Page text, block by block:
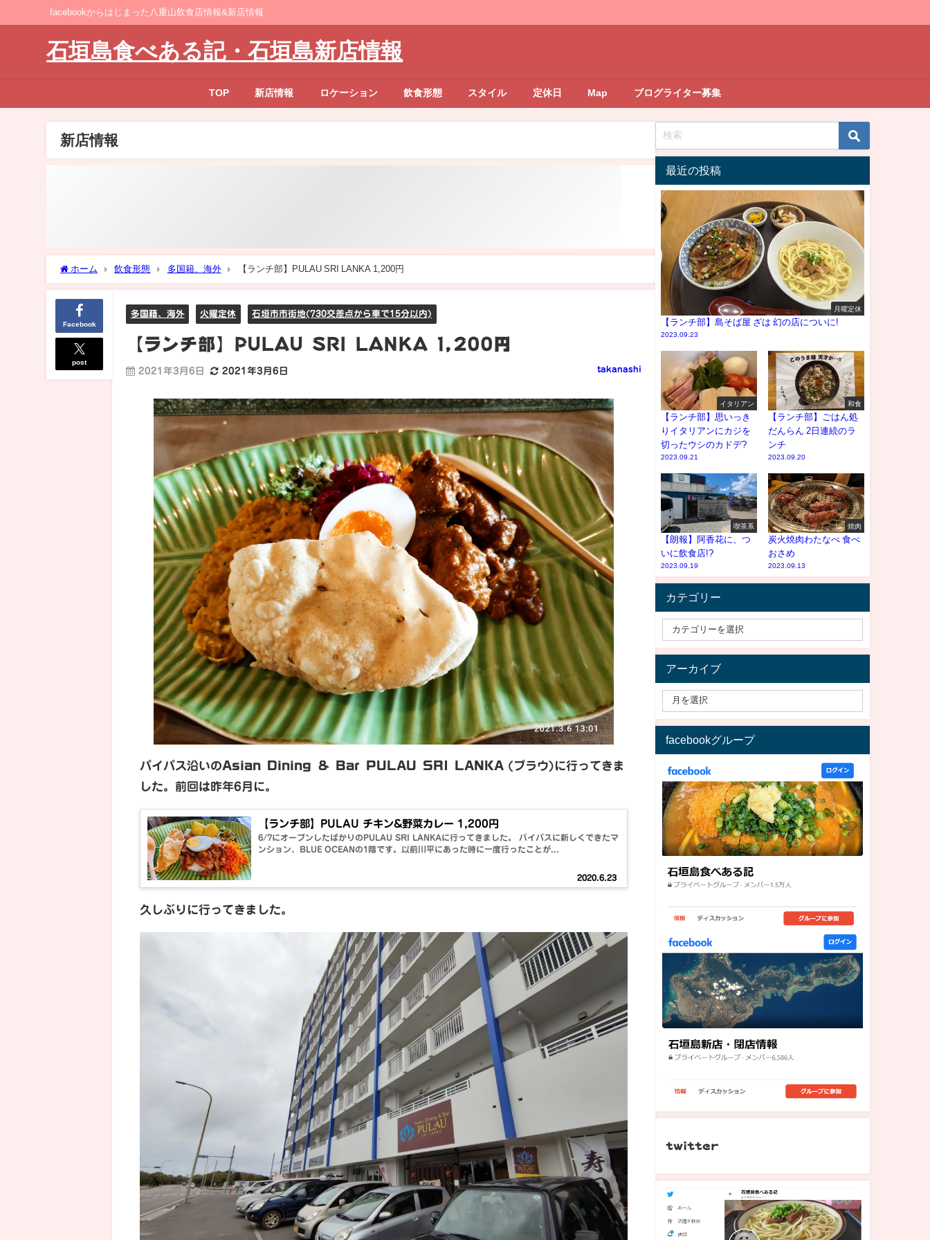
facebookからはじまった八重山飲食店情報&新店情報
石垣島食べある記・石垣島新店情報
TOP 新店情報 ロケーション 飲食形態 スタイル 定休日 Map ブログライター募集
新店情報
ホーム 飲食形態 多国籍、海外 【ランチ部】PULAU SRI LANKA 1,200円
Facebook
post
多国籍、海外 火曜定休 石垣市市街地(730交差点から車で15分以内)
【ランチ部】PULAU SRI LANKA 1,200円
2021年3月6日 2021年3月6日 takanashi
パイパス沿いのAsian Dining & Bar PULAU SRI LANKA (プラウ)に行ってきま
した。前回は昨年6月に。
【ランチ部】PULAU チキン&野菜カレー 1,200円
2020.6.23
6/7にオープンしたばかりのPULAU SRI LANKAに行ってきました。 バイパスに新しくできたマ
ンション、BLUE OCEANの1階です。以前川平にあった時に一度行ったことが...
久しぶりに行ってきました。
最近の投稿
月曜定休
【ランチ部】島そば屋 ざは 幻の店についに!
2023.09.23
イタリアン
【ランチ部】思いっき
りイタリアンにカジを
切ったウシのカドデ?
2023.09.21
和食
【ランチ部】ごはん処
だんらん 2日連続のラ
ンチ
2023.09.20
喫茶系
【朗報】阿香花に、つ
いに飲食店!?
2023.09.19
焼肉
炭火焼肉わたなべ 食べ
おさめ
2023.09.13
カテゴリー
アーカイブ
facebookグループ
twitter